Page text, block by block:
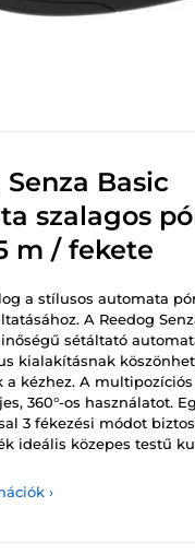
Senza Basic
szalagos
m / fekete
a stílusos automata
A Reedog
sétáltató
kialakításnak
kézhez. A multipozíciós
360°-os használatot.
3 fékezési módot
ideális közepes testű
›